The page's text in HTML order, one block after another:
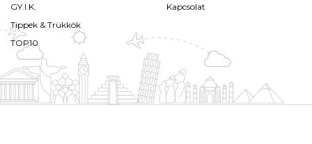
GY.I.K.
Tippek & Trükkök
TOP10
Kapcsolat